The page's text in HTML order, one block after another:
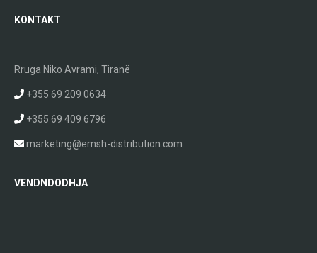
KONTAKT
Rruga Niko Avrami, Tiranë
+355 69 209 0634
+355 69 409 6796
marketing@emsh-distribution.com
VENDNDODHJA